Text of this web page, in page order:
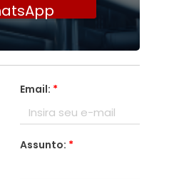
Email: *
Assunto: *